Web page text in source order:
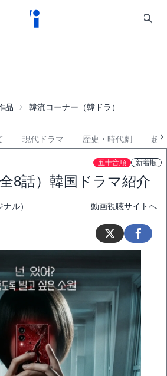
品 韓流コーナー（韓ドラ）
現代ドラマ 歴史・時代劇 超
五十音順 新着順
8話）韓国ドラマ紹介
ル） 動画視聴サイトへ